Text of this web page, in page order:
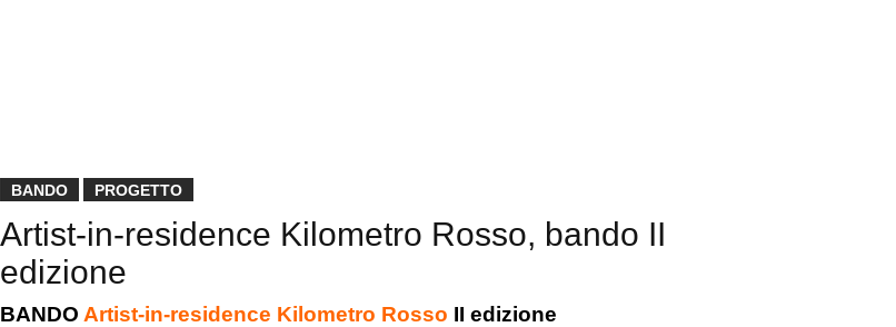
BANDO PROGETTO
Artist-in-residence Kilometro Rosso, bando II
edizione
BANDO Artist-in-residence Kilometro Rosso II edizione